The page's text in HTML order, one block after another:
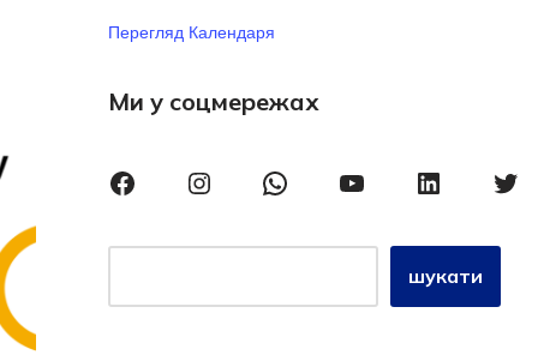
Перегляд Календаря
Ми у соцмережах
шукати